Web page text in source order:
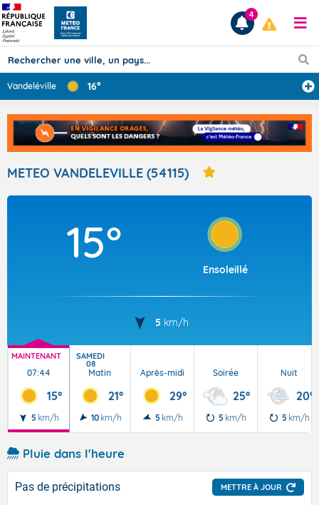
Prévisions
TOUS LES RÉSULTATS
Articles
4
Vandeléville 16°
METEO VANDELEVILLE (54115)
15°
Ensoleillé
5 km/h
MAINTENANT
07:44
15°
5 km/h
SAMEDI
08
Matin
21°
10 km/h
Après-midi
29°
5 km/h
Soirée
25°
5 km/h
Nuit
20°
5 km/h
Pluie dans l'heure
Pas de précipitations METTRE À JOUR